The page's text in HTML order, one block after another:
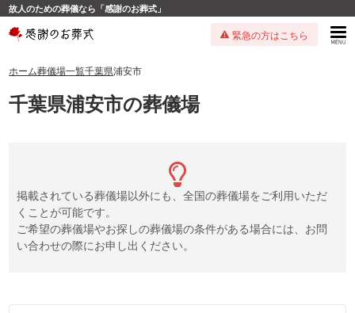
故人のための葬儀なら「感謝のお葬式」
緊急の方はこちら
ホーム葬儀場一覧千葉県浦安市
千葉県浦安市の葬儀場
掲載されている葬儀場以外にも、全国の葬儀場をご利用いただ
くことが可能です。
ご希望の葬儀場やお探しの葬儀場の条件がある場合には、お問
い合わせの際にお申し出ください。